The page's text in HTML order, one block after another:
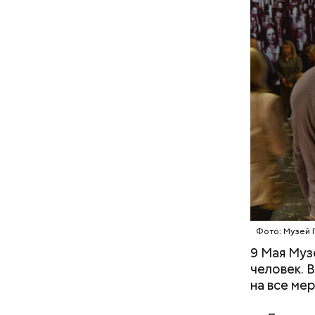
Фото: Музей
9 Мая
человек.
на все
Все
и